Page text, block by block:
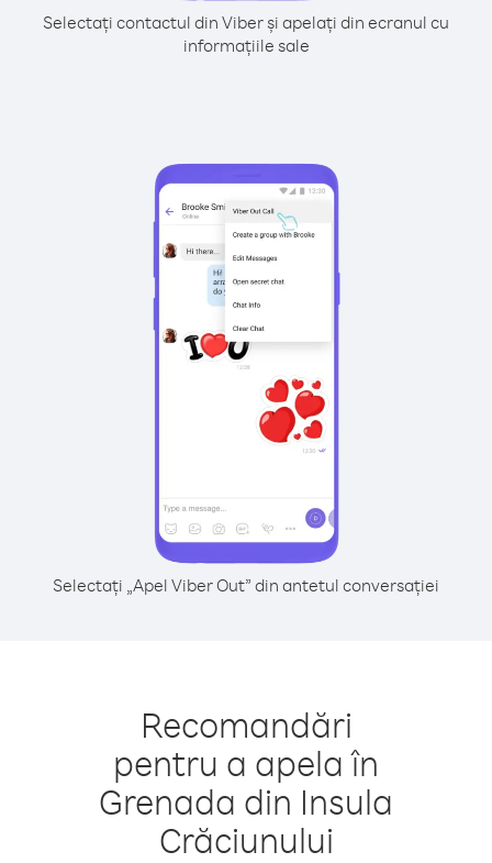
Selectați contactul din Viber și apelați din ecranul cu
informațiile sale
Selectați „Apel Viber Out” din antetul conversației
Recomandări
pentru a apela în
Grenada din Insula
Crăciunului